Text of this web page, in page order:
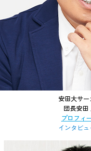
安田大サ
団長安田
プロフィ
インタビ